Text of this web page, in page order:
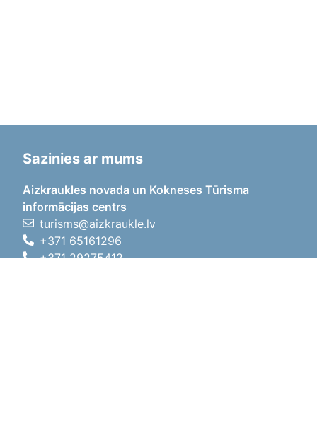
Sazinies ar mums
Aizkraukles novada un Kokneses Tūrisma
informācijas centrs
turisms@aizkraukle.lv
+371 65161296
+371 29275412